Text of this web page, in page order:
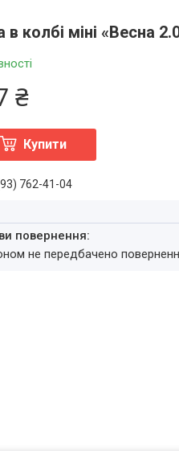
в колбі міні «Весна
₴
Купити
762-41-04
не передбачено